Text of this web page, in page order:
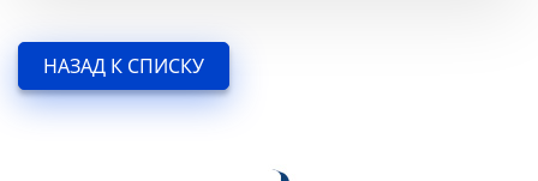
НАЗАД К СПИСКУ